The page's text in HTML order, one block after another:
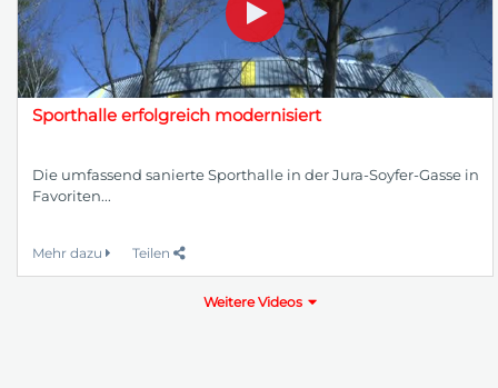
Sporthalle erfolgreich modernisiert
Die umfassend sanierte Sporthalle in der Jura-Soyfer-Gasse in
Favoriten...
Mehr dazu Teilen
Weitere Videos